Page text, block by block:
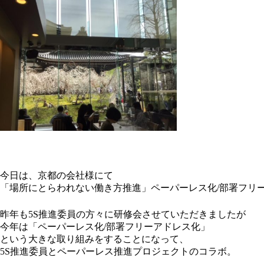
今日は、京都の会社様にて
「場所にとらわれない働き方推進」ペーパーレス化/部署フリ
昨年も5S推進委員の方々に研修会させていただきましたが
今年は「ペーパーレス化/部署フリーアドレス化」
という大きな取り組みをすることになって、
5S推進委員とペーパーレス推進プロジェクトのコラボ。